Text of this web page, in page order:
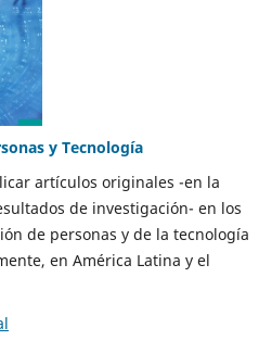
y Tecnología
artículos originales -en la
de investigación- en los
de personas y de la tecnología
en América Latina y el